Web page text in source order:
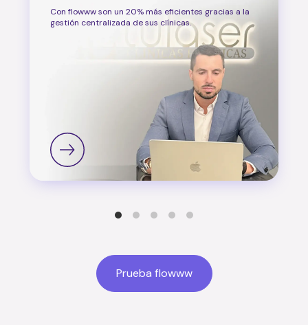
Con flowww son un 20% más eficientes gracias a la
gestión centralizada de sus clínicas.
Prueba flowww